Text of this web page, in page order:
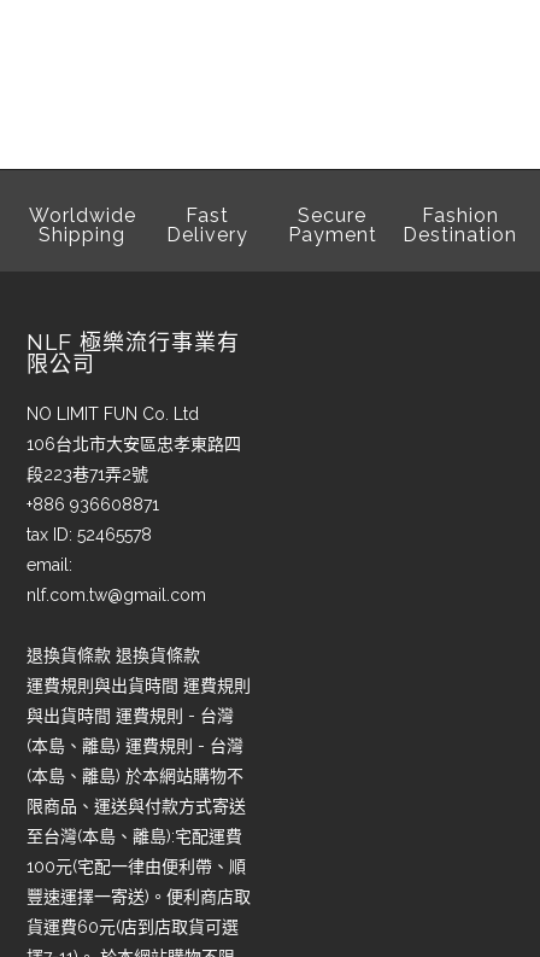
Worldwide
Shipping
Fast
Delivery
Secure
Payment
Fashion
Destination
NLF 極樂流行事業有
限公司
NO LIMIT FUN Co. Ltd
106台北市大安區忠孝東路四
段223巷71弄2號
+886 936608871
tax ID: 52465578
email:
nlf.com.tw@gmail.com
退換貨條款 退換貨條款
運費規則與出貨時間 運費規則
與出貨時間 運費規則 - 台灣
(本島、離島) 運費規則 - 台灣
(本島、離島) 於本網站購物不
限商品、運送與付款方式寄送
至台灣(本島、離島):宅配運費
100元(宅配一律由便利帶、順
豐速運擇一寄送)。便利商店取
貨運費60元(店到店取貨可選